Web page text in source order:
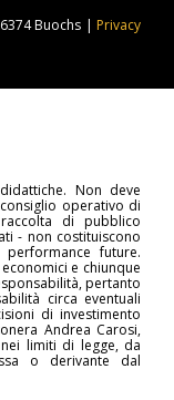
Buochs | Privacy
Non deve
operativo di
di pubblico
- non costituiscono
future.
e chiunque
pertanto
circa eventuali
di investimento
Andrea Carosi,
limiti di legge, da
o derivante dal